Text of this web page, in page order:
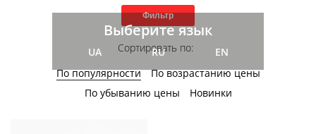
Фильтр
Сортировать по:
По популярности
По возрастанию цены
По убыванию цены
Новинки
Выберите язык
UA RU EN